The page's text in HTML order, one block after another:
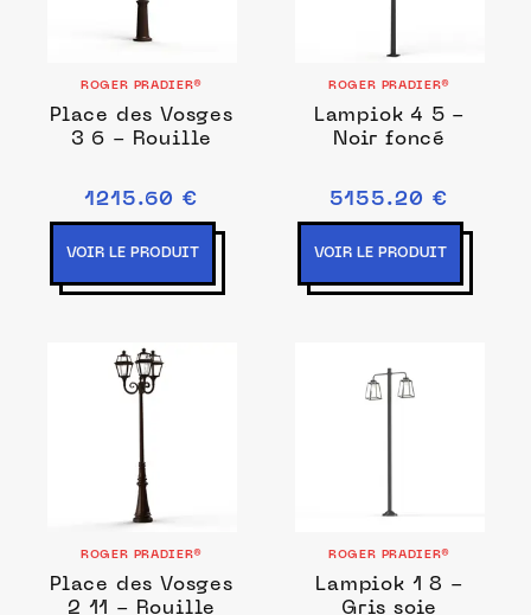
ROGER PRADIER®
Place des Vosges
3 6 - Rouille
1215.60 €
VOIR LE PRODUIT
ROGER PRADIER®
Lampiok 4 5 -
Noir foncé
5155.20 €
VOIR LE PRODUIT
ROGER PRADIER®
Place des Vosges
2 11 - Rouille
ROGER PRADIER®
Lampiok 1 8 -
Gris soie